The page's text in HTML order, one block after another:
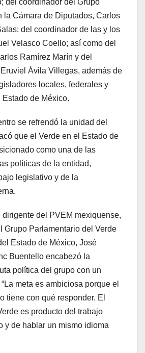
la Cámara de Diputados, Carlos
del coordinador de las y los
Velasco Coello; así como del
Ramírez Marín y del
Ávila Villegas, además de
locales, federales y
de México.
se refrendó la unidad del
que el Verde en el Estado de
como una de las
políticas de la entidad,
legislativo y de la
dirigente del PVEM mexiquense,
Grupo Parlamentario del Verde
Estado de México, José
Buentello encabezó la
política del grupo con un
meta es ambiciosa porque el
tiene con qué responder. El
es producto del trabajo
y de hablar un mismo idioma